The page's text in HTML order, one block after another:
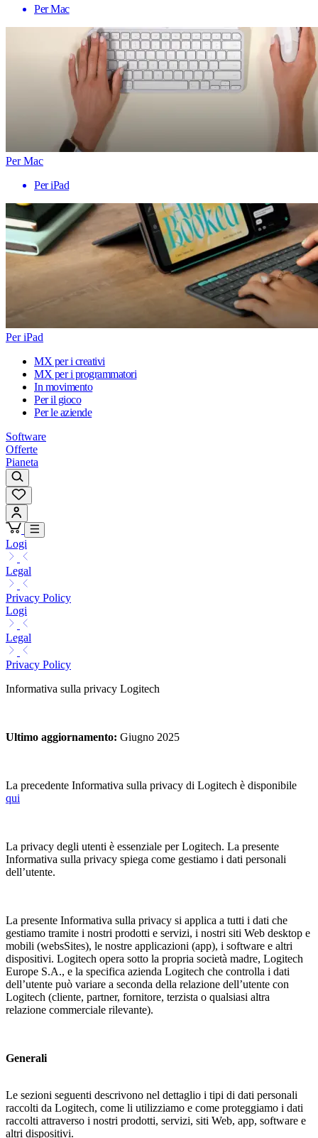
Per Mac
Per Mac
Per iPad
Per iPad
MX per i creativi
MX per i programmatori
In movimento
Per il gioco
Per le aziende
Software
Offerte
Pianeta
Logi
Legal
Privacy Policy
Logi
Legal
Privacy Policy
Informativa sulla privacy Logitech
Ultimo aggiornamento: Giugno 2025
La precedente Informativa sulla privacy di Logitech è disponibile
qui
La privacy degli utenti è essenziale per Logitech. La presente
Informativa sulla privacy spiega come gestiamo i dati personali
dell’utente.
La presente Informativa sulla privacy si applica a tutti i dati che
gestiamo tramite i nostri prodotti e servizi, i nostri siti Web desktop e
mobili (websSites), le nostre applicazioni (app), i software e altri
dispositivi. Logitech opera sotto la propria società madre, Logitech
Europe S.A., e la specifica azienda Logitech che controlla i dati
dell’utente può variare a seconda della relazione dell’utente con
Logitech (cliente, partner, fornitore, terzista o qualsiasi altra
relazione commerciale rilevante).
Generali
Le sezioni seguenti descrivono nel dettaglio i tipi di dati personali
raccolti da Logitech, come li utilizziamo e come proteggiamo i dati
raccolti attraverso i nostri prodotti, servizi, siti Web, app, software e
altri dispositivi.